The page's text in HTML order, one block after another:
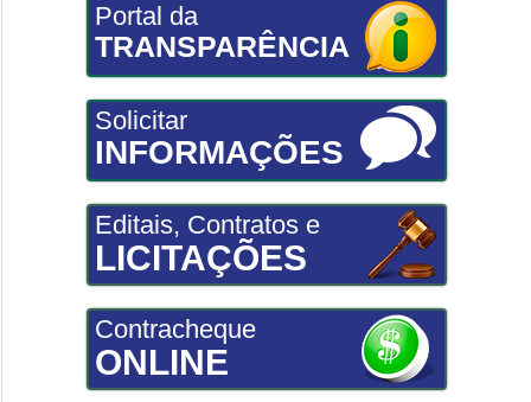
Portal da
TRANSPARÊNCIA
Solicitar
INFORMAÇÕES
Editais, Contratos e
LICITAÇÕES
Contracheque
ONLINE